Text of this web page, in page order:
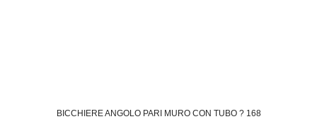
BICCHIERE ANGOLO PARI MURO CON TUBO ? 168